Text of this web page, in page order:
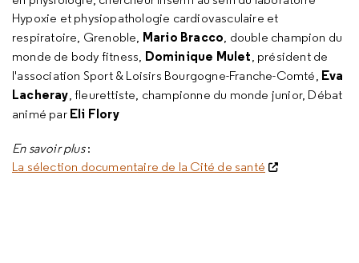
Hypoxie et physiopathologie cardiovasculaire et
respiratoire, Grenoble, Mario Bracco, double champion du
monde de body fitness, Dominique Mulet, président de
l'association Sport & Loisirs Bourgogne-Franche-Comté, Eva
Lacheray, fleurettiste, championne du monde junior, Débat
animé par Eli Flory
En savoir plus:
La sélection documentaire de la Cité de santé